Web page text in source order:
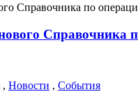
Справочника по
Справочника
, Новости , События